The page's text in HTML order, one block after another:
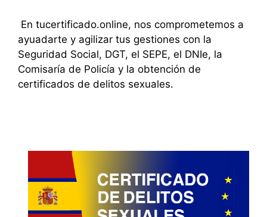
En tucertificado.online, nos comprometemos a
ayuadarte y agilizar tus gestiones con la
Seguridad Social, DGT, el SEPE, el DNIe, la
Comisaría de Policía y la obtención de
certificados de delitos sexuales.